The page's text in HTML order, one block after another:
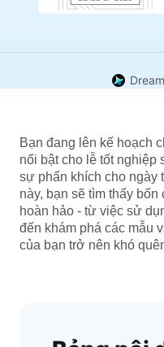
Bạn đang lên kế hoạch
nổi bật cho lễ tốt nghiệp
sự phấn khích cho ngày
này, bạn sẽ tìm thấy
hoàn hảo - từ việc sử
đến khám phá các mẫu
của bạn trở nên khó